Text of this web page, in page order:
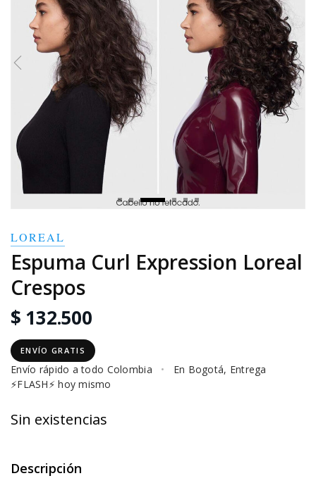
LOREAL
Espuma Curl Expression Loreal
Crespos
$ 132.500
ENVÍO GRATIS
Envío rápido a todo Colombia •
En Bogotá, Entrega
⚡FLASH⚡ hoy mismo
Sin existencias
Descripción